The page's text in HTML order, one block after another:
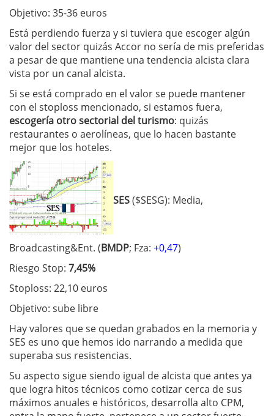
Objetivo: 35-36 euros
Está perdiendo fuerza y si tuviera que escoger algún
valor del sector quizás Accor no sería de mis preferidas
a pesar de que mantiene una tendencia alcista clara
vista por un canal alcista.
Si se está comprado en el valor se puede mantener
con el stoploss mencionado, si estamos fuera,
escogería otro sectorial del turismo: quizás
restaurantes o aerolíneas, que lo hacen bastante
mejor que los hoteles.
SES($SESG): Media,
Broadcasting&Ent. (BMDP; Fza: +0,47)
Riesgo Stop: 7,45%
Stoploss: 22,10 euros
Objetivo: sube libre
Hay valores que se quedan grabados en la memoria y
SES es uno que hemos ido narrando a medida que
superaba sus resistencias.
Su aspecto sigue siendo igual de alcista que antes ya
que logra hitos técnicos como cotizar cerca de sus
máximos anuales e históricos, desarrolla alto CPM,